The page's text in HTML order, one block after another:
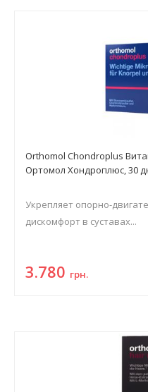
Orthomol Chondroplus
Ортомол Хондроплюс, 30
Укрепляет опорно-
дискомфорт в суставах...
3.780 грн.